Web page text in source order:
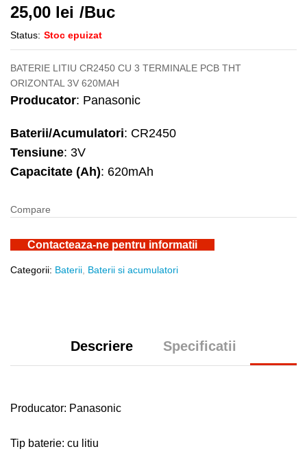
25,00 lei /Buc
Status: Stoc epuizat
BATERIE LITIU CR2450 CU 3 TERMINALE PCB THT
ORIZONTAL 3V 620MAH
Producator: Panasonic
Baterii/Acumulatori: CR2450
Tensiune: 3V
Capacitate (Ah): 620mAh
Compare
Contacteaza-ne pentru informatii
Categorii: Baterii Baterii si acumulatori
Descriere Specificatii
Producator: Panasonic
Tip baterie: cu litiu